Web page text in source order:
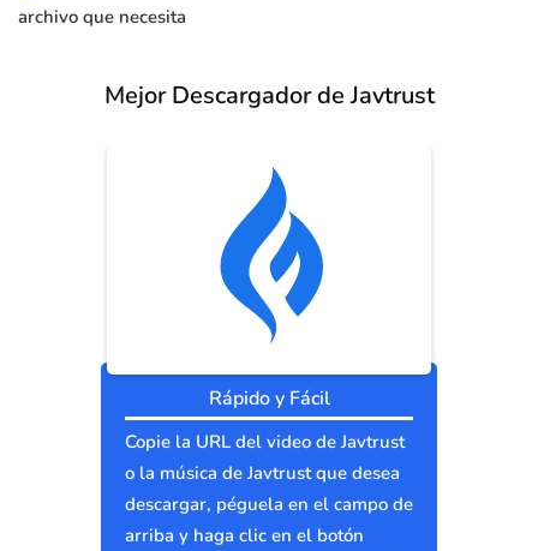
archivo que necesita
Mejor Descargador de Javtrust
Rápido y Fácil
Copie la URL del video de Javtrust
o la música de Javtrust que desea
descargar, péguela en el campo de
arriba y haga clic en el botón